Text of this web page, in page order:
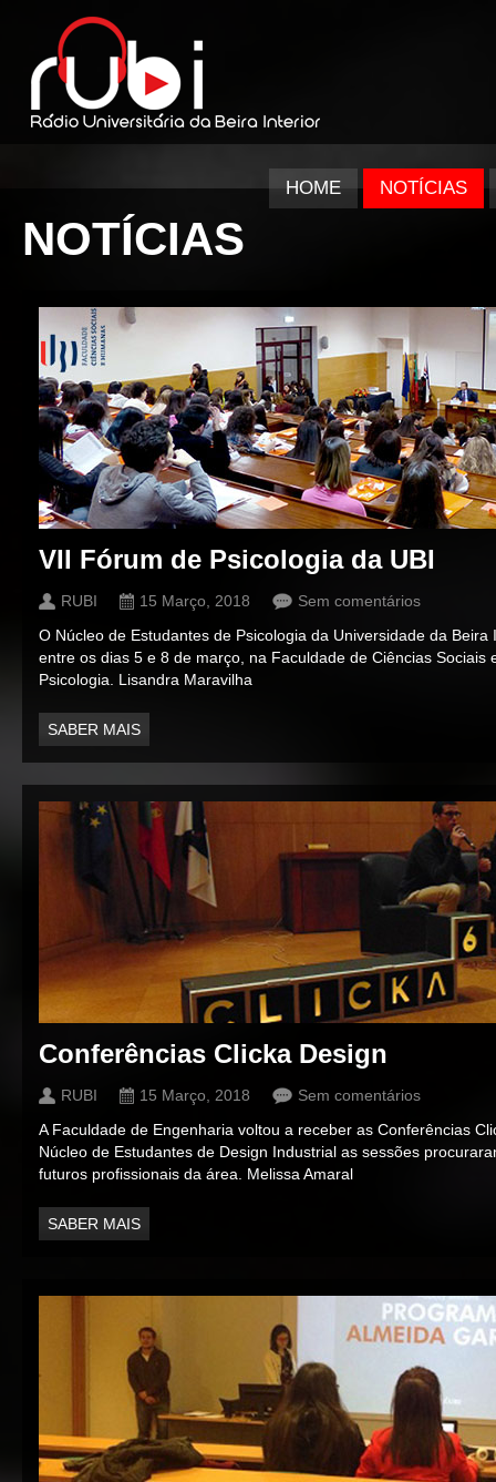
HOME NOTÍCIAS
NOTÍCIAS
VII Fórum de Psicologia da UBI
RUBI 15 Março, 2018
Sem comentários
O Núcleo de Estudantes de Psicologia da Universidade da
entre os dias 5 e 8 de março, na Faculdade de Ciências Sociais
Psicologia. Lisandra Maravilha
SABER MAIS
Conferências Clicka Design
RUBI 15 Março, 2018
Sem comentários
A Faculdade de Engenharia voltou a receber as Conferências
Núcleo de Estudantes de Design Industrial as sessões
futuros profissionais da área. Melissa Amaral
SABER MAIS